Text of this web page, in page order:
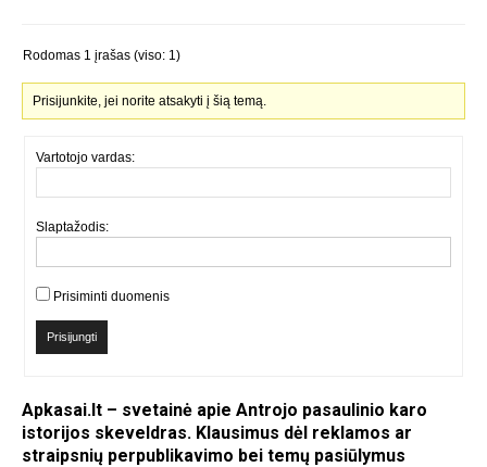
Rodomas 1 įrašas (viso: 1)
Prisijunkite, jei norite atsakyti į šią temą.
Vartotojo vardas:
Slaptažodis:
Prisiminti duomenis
Prisijungti
Apkasai.lt – svetainė apie Antrojo pasaulinio karo
istorijos skeveldras. Klausimus dėl reklamos ar
straipsnių perpublikavimo bei temų pasiūlymus